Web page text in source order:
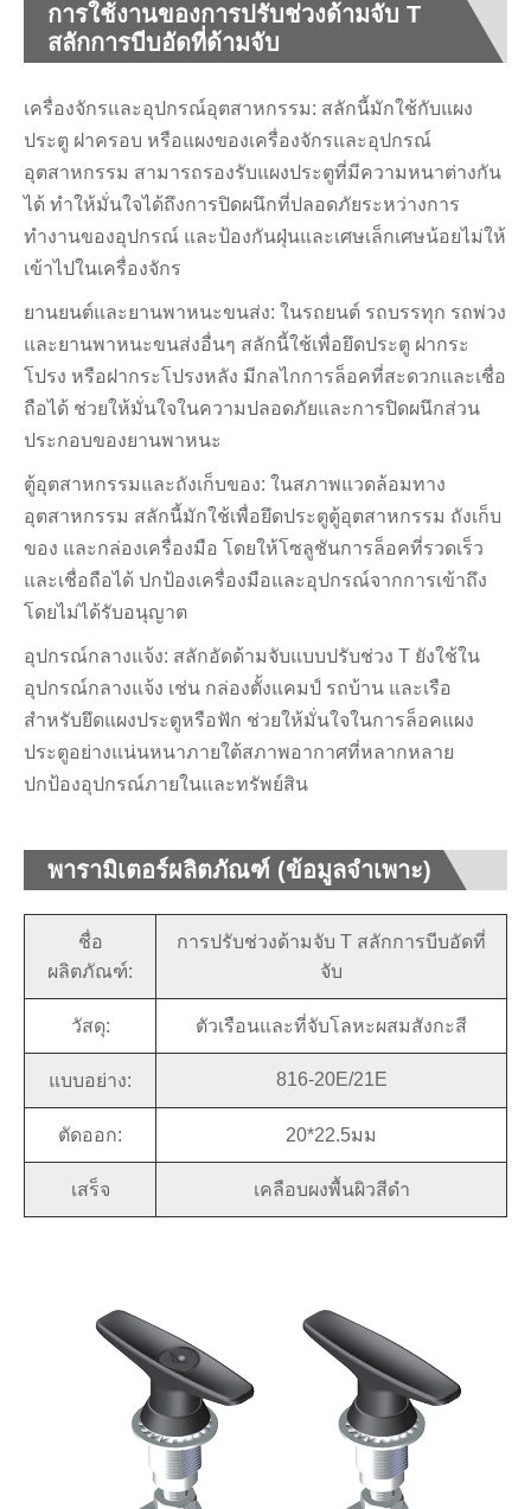
การใช้งานของการปรับช่วงด้ามจับ T
สลักการบีบอัดที่ด้ามจับ
เครื่องจักรและอุปกรณ์อุตสาหกรรม: สลักนี้มักใช้กับแผง
ประตู ฝาครอบ หรือแผงของเครื่องจักรและอุปกรณ์
อุตสาหกรรม สามารถรองรับแผงประตูที่มีความหนาต่างกัน
ได้ ทำให้มั่นใจได้ถึงการปิดผนึกที่ปลอดภัยระหว่างการ
ทำงานของอุปกรณ์ และป้องกันฝุ่นและเศษเล็กเศษน้อยไม่ให้
เข้าไปในเครื่องจักร
ยานยนต์และยานพาหนะขนส่ง: ในรถยนต์ รถบรรทุก รถพ่วง
และยานพาหนะขนส่งอื่นๆ สลักนี้ใช้เพื่อยึดประตู ฝากระ
โปรง หรือฝากระโปรงหลัง มีกลไกการล็อคที่สะดวกและเชื่อ
ถือได้ ช่วยให้มั่นใจในความปลอดภัยและการปิดผนึกส่วน
ประกอบของยานพาหนะ
ตู้อุตสาหกรรมและถังเก็บของ: ในสภาพแวดล้อมทาง
อุตสาหกรรม สลักนี้มักใช้เพื่อยึดประตูตู้อุตสาหกรรม ถังเก็บ
ของ และกล่องเครื่องมือ โดยให้โซลูชันการล็อคที่รวดเร็ว
และเชื่อถือได้ ปกป้องเครื่องมือและอุปกรณ์จากการเข้าถึง
โดยไม่ได้รับอนุญาต
อุปกรณ์กลางแจ้ง: สลักอัดด้ามจับแบบปรับช่วง T ยังใช้ใน
อุปกรณ์กลางแจ้ง เช่น กล่องตั้งแคมป์ รถบ้าน และเรือ
สำหรับยึดแผงประตูหรือฟัก ช่วยให้มั่นใจในการล็อคแผง
ประตูอย่างแน่นหนาภายใต้สภาพอากาศที่หลากหลาย
ปกป้องอุปกรณ์ภายในและทรัพย์สิน
พารามิเตอร์ผลิตภัณฑ์ (ข้อมูลจำเพาะ)
ชื่อ
ผลิตภัณฑ์:
การปรับช่วงด้ามจับ T สลักการบีบอัดที่
จับ
วัสดุ: ตัวเรือนและที่จับโลหะผสมสังกะสี
แบบอย่าง: 816-20E/21E
ตัดออก: 20*22.5มม
เสร็จ เคลือบผงพื้นผิวสีดำ